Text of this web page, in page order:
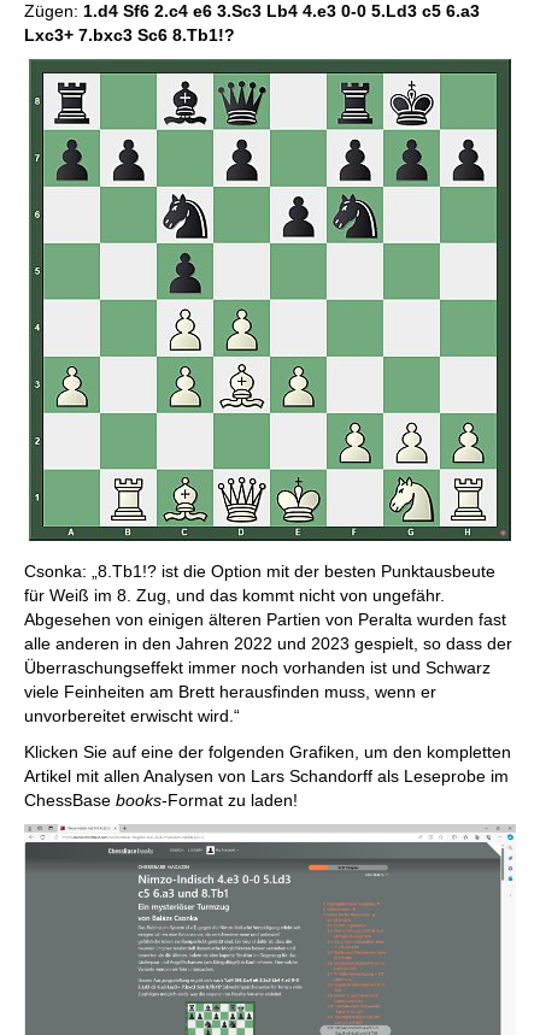
Zügen: 1.d4 Sf6 2.c4 e6 3.Sc3 Lb4 4.e3 0-0 5.Ld3 c5 6.a3
Lxc3+ 7.bxc3 Sc6 8.Tb1!?
Csonka: „8.Tb1!? ist die Option mit der besten Punktausbeute
für Weiß im 8. Zug, und das kommt nicht von ungefähr.
Abgesehen von einigen älteren Partien von Peralta wurden fast
alle anderen in den Jahren 2022 und 2023 gespielt, so dass der
Überraschungseffekt immer noch vorhanden ist und Schwarz
viele Feinheiten am Brett herausfinden muss, wenn er
unvorbereitet erwischt wird.“
Klicken Sie auf eine der folgenden Grafiken, um den kompletten
Artikel mit allen Analysen von Lars Schandorff als Leseprobe im
ChessBase books-Format zu laden!